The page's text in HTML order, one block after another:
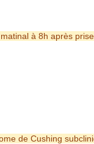
à 8h après
de Cushing